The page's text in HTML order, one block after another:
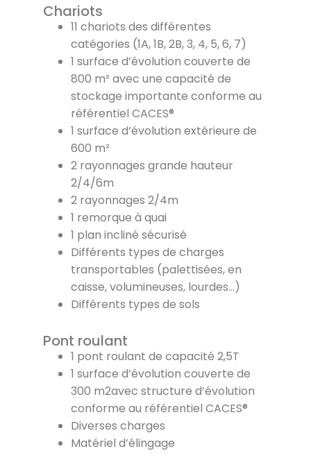
Chariots
11 chariots des différentes
catégories (1A, 1B, 2B, 3, 4, 5, 6, 7)
1 surface d’évolution couverte de
800 m² avec une capacité de
stockage importante conforme au
référentiel CACES®
1 surface d’évolution extérieure de
600 m²
2 rayonnages grande hauteur
2/4/6m
2 rayonnages 2/4m
1 remorque à quai
1 plan incliné sécurisé
Différents types de charges
transportables (palettisées, en
caisse, volumineuses, lourdes…)
Différents types de sols
Pont roulant
1 pont roulant de capacité 2,5T
1 surface d’évolution couverte de
300 m2avec structure d’évolution
conforme au référentiel CACES®
Diverses charges
Matériel d’élingage